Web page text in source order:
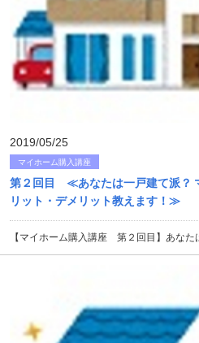
2019/05/25
マイホーム購入講座
第２回目 ≪あなたは一戸建て派？
リット・デメリット教えます！≫
【マイホーム購入講座 第２回目】あなた